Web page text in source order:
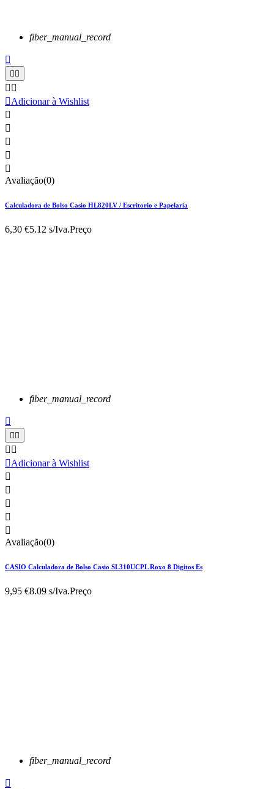
fiber_manual_record

 
 
Adicionar à Wishlist





Avaliação(0)
Calculadora de Bolso Casio HL820LV / Escritorio e Papelaria
6,30 €5.12 s/Iva.Preço
fiber_manual_record

 
 
Adicionar à Wishlist





Avaliação(0)
CASIO Calculadora de Bolso Casio SL310UCPL Roxo 8 Digitos Es
9,95 €8.09 s/Iva.Preço
fiber_manual_record
